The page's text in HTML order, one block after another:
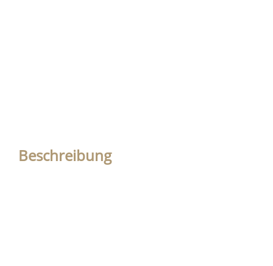
Beschreibung